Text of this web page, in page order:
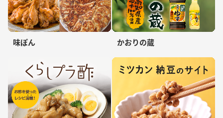
味ぽん かおりの蔵